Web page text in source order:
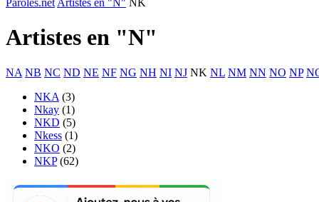
Paroles.net Artistes en "N" NK
Artistes en "N"
NA NB NC ND NE NF NG NH NI NJ NK NL NM NN NO NP
NKA (3)
Nkay (1)
NKD (5)
Nkess (1)
NKO (2)
NKP (62)